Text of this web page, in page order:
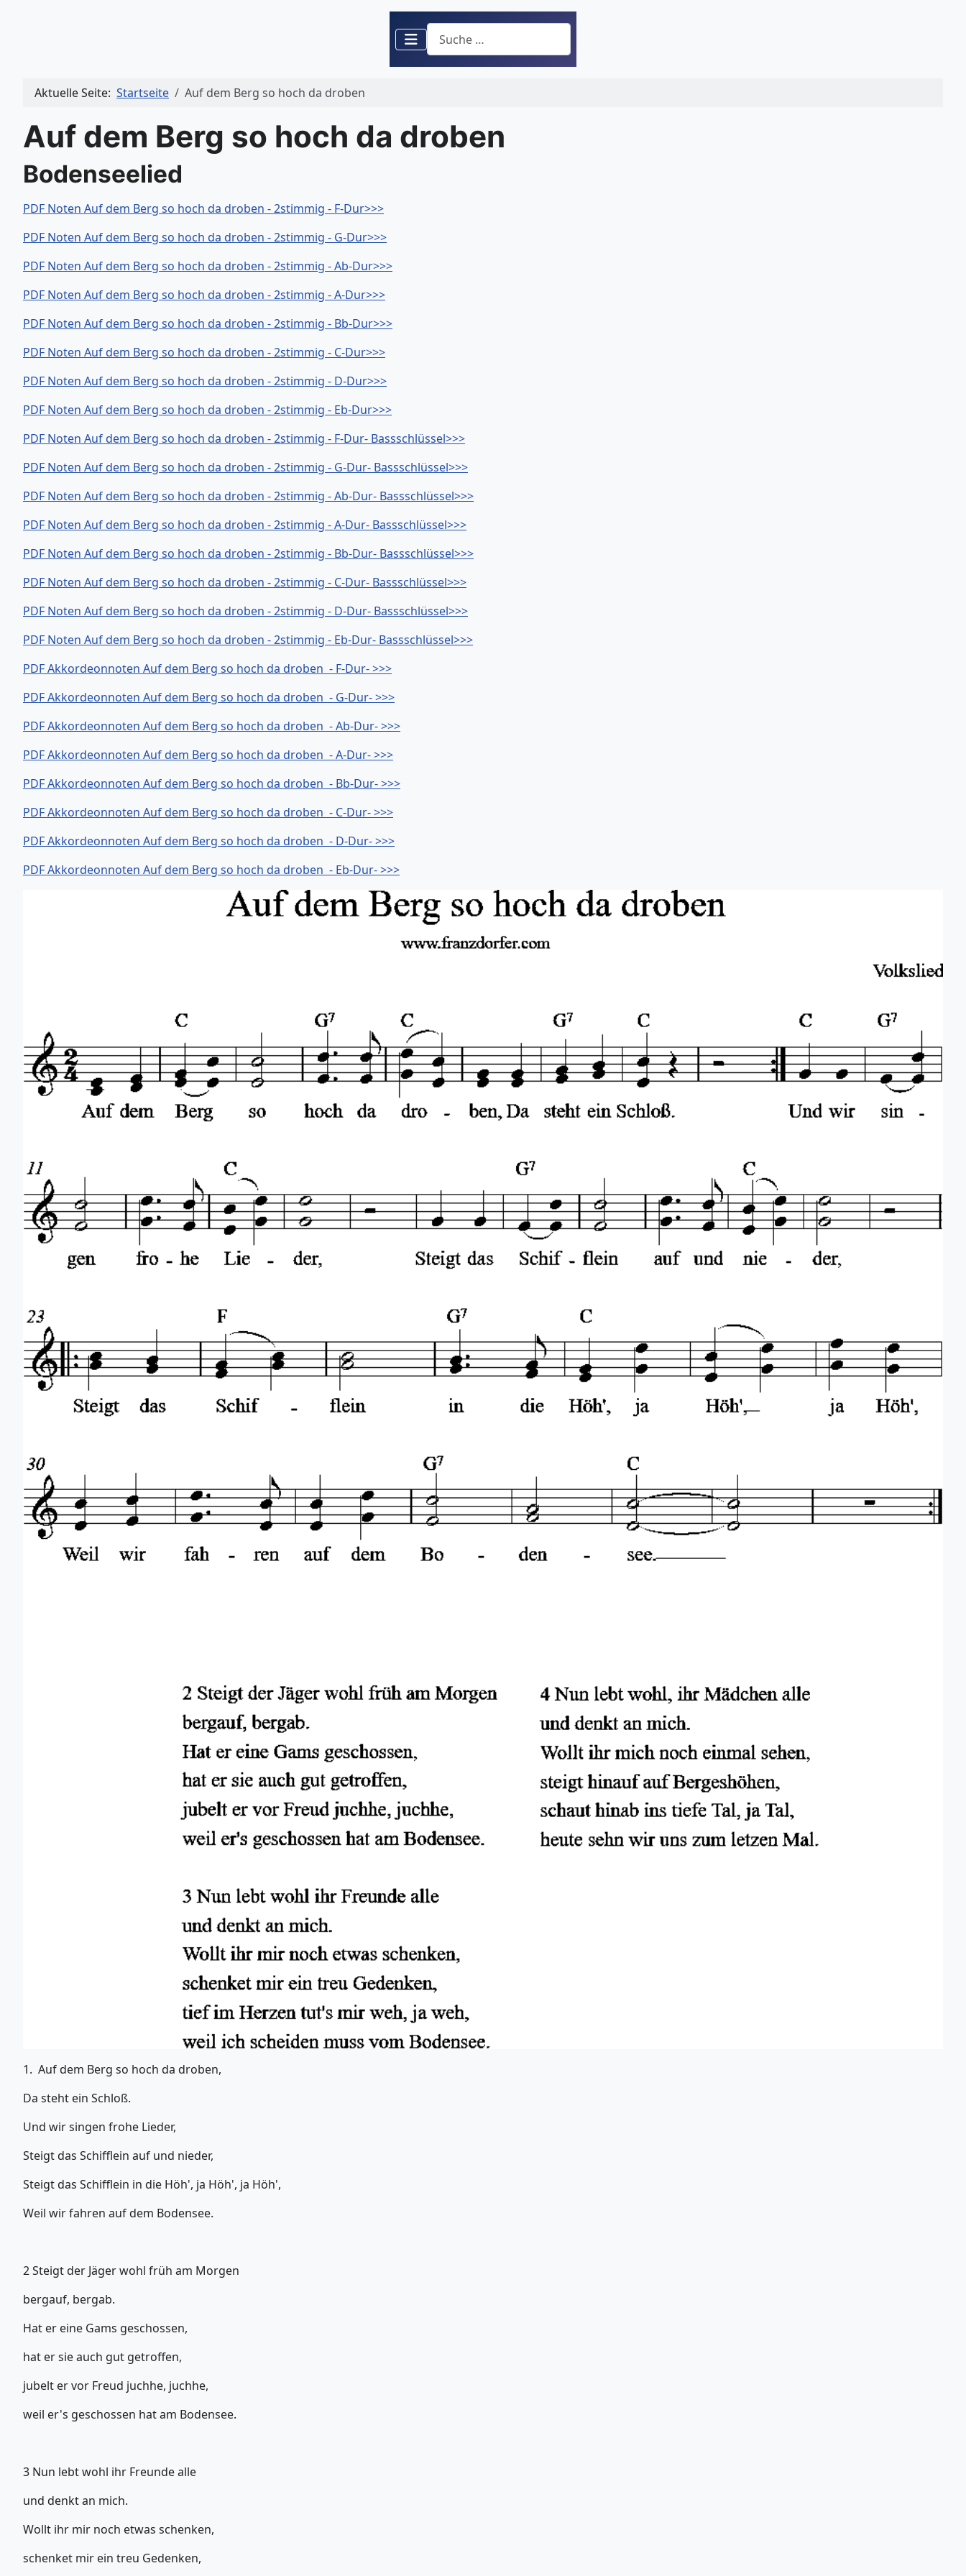
Suchen
Aktuelle Seite: Startseite Auf dem Berg so hoch da droben
Auf dem Berg so hoch da droben
Bodenseelied
PDF Noten Auf dem Berg so hoch da droben - 2stimmig - F-Dur>>>
PDF Noten Auf dem Berg so hoch da droben - 2stimmig - G-Dur>>>
PDF Noten Auf dem Berg so hoch da droben - 2stimmig - Ab-Dur>>>
PDF Noten Auf dem Berg so hoch da droben - 2stimmig - A-Dur>>>
PDF Noten Auf dem Berg so hoch da droben - 2stimmig - Bb-Dur>>>
PDF Noten Auf dem Berg so hoch da droben - 2stimmig - C-Dur>>>
PDF Noten Auf dem Berg so hoch da droben - 2stimmig - D-Dur>>>
PDF Noten Auf dem Berg so hoch da droben - 2stimmig - Eb-Dur>>>
PDF Noten Auf dem Berg so hoch da droben - 2stimmig - F-Dur- Bassschlüssel>>>
PDF Noten Auf dem Berg so hoch da droben - 2stimmig - G-Dur- Bassschlüssel>>>
PDF Noten Auf dem Berg so hoch da droben - 2stimmig - Ab-Dur- Bassschlüssel>>>
PDF Noten Auf dem Berg so hoch da droben - 2stimmig - A-Dur- Bassschlüssel>>>
PDF Noten Auf dem Berg so hoch da droben - 2stimmig - Bb-Dur- Bassschlüssel>>>
PDF Noten Auf dem Berg so hoch da droben - 2stimmig - C-Dur- Bassschlüssel>>>
PDF Noten Auf dem Berg so hoch da droben - 2stimmig - D-Dur- Bassschlüssel>>>
PDF Noten Auf dem Berg so hoch da droben - 2stimmig - Eb-Dur- Bassschlüssel>>>
PDF Akkordeonnoten Auf dem Berg so hoch da droben - F-Dur- >>>
PDF Akkordeonnoten Auf dem Berg so hoch da droben - G-Dur- >>>
PDF Akkordeonnoten Auf dem Berg so hoch da droben - Ab-Dur- >>>
PDF Akkordeonnoten Auf dem Berg so hoch da droben - A-Dur- >>>
PDF Akkordeonnoten Auf dem Berg so hoch da droben - Bb-Dur- >>>
PDF Akkordeonnoten Auf dem Berg so hoch da droben - C-Dur- >>>
PDF Akkordeonnoten Auf dem Berg so hoch da droben - D-Dur- >>>
PDF Akkordeonnoten Auf dem Berg so hoch da droben - Eb-Dur- >>>
1. Auf dem Berg so hoch da droben,
Da steht ein Schloß.
Und wir singen frohe Lieder,
Steigt das Schifflein auf und nieder,
Steigt das Schifflein in die Höh', ja Höh', ja Höh',
Weil wir fahren auf dem Bodensee.
2 Steigt der Jäger wohl früh am Morgen
bergauf, bergab.
Hat er eine Gams geschossen,
hat er sie auch gut getroffen,
jubelt er vor Freud juchhe, juchhe,
weil er's geschossen hat am Bodensee.
3 Nun lebt wohl ihr Freunde alle
und denkt an mich.
Wollt ihr mir noch etwas schenken,
schenket mir ein treu Gedenken,